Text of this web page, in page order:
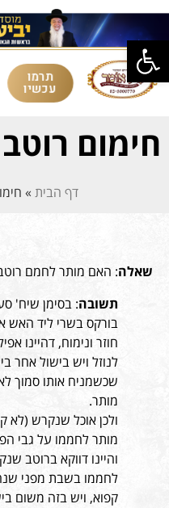
פתח סרגל
תרמו
עכשיו
חימום
דף הבית »
שאלה: האם מותר לחמם
תשובה: בסימן שיח'
בורקס בשרי ליד
חוזר ונימוח, דהיינו
לנוזל ויש בישול אחר
שכשמניח אותו סמוך
מותר.
ולכן אוכל שנקרש (לא
מותר לחממו על גבי
והיינו דווקא ברוטב
לחממו בשבת מפני
קפוא, ויש בזה משום